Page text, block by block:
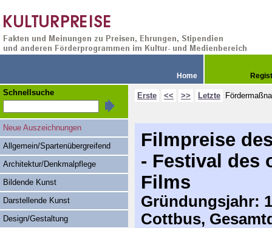
Home
Erste << >> Letzte
Filmpreise
- Festival des
Films
Gründungsjahr:
Cottbus,
Schnellsuche
Neue Auszeichnungen
Allgemein/Spartenübergreifend
Architektur/Denkmalpflege
Bildende Kunst
Darstellende Kunst
Design/Gestaltung